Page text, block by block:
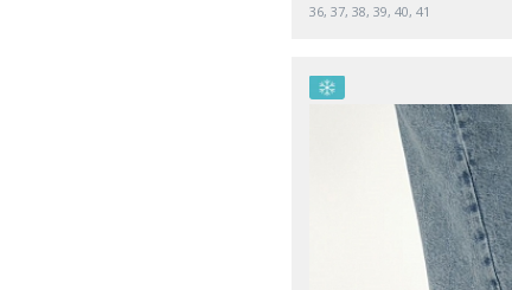
36, 37, 38, 39, 40, 41